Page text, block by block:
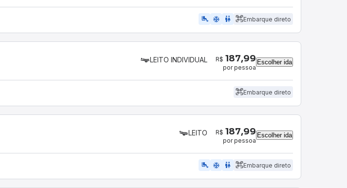
airline_seat_legroom_extra ac_unit wc Embarque direto
LEITO INDIVIDUAL R$ 187,99
por pessoa
Escolher ida
Embarque direto
LEITO R$ 187,99
por pessoa
Escolher ida
airline_seat_legroom_extra ac_unit wc Embarque direto